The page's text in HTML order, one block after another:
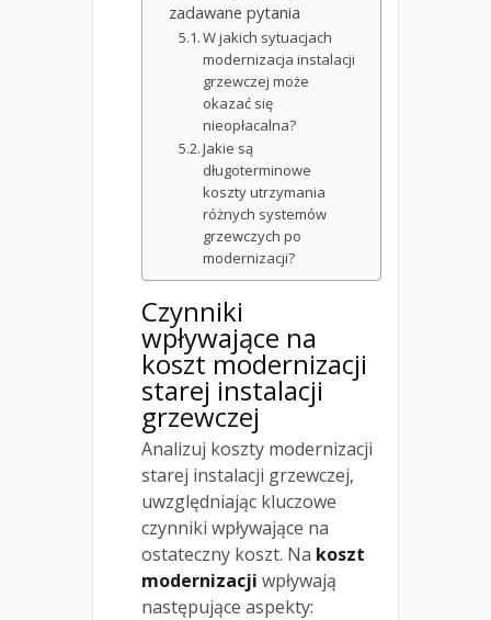
zadawane pytania
W jakich sytuacjach
modernizacja instalacji
grzewczej może
okazać się
nieopłacalna?
Jakie są
długoterminowe
koszty utrzymania
różnych systemów
grzewczych po
modernizacji?
Czynniki
wpływające na
koszt modernizacji
starej instalacji
grzewczej
Analizuj koszty modernizacji
starej instalacji grzewczej,
uwzględniając kluczowe
czynniki wpływające na
ostateczny koszt. Na koszt
modernizacji wpływają
następujące aspekty: